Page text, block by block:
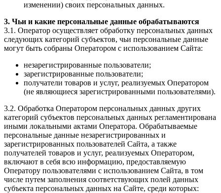
изменении) своих персональных данных.
3. Чьи и какие персональные данные обрабатываются
3.1. Оператор осуществляет обработку персональных данных
следующих категорий субъектов, чьи персональные данные
могут быть собраны Оператором с использованием Сайта:
незарегистрированные пользователи;
зарегистрированные пользователи;
получатели товаров и услуг, реализуемых Оператором
(не являющиеся зарегистрированными пользователями).
3.2. Обработка Оператором персональных данных других
категорий субъектов персональных данных регламентирована
иными локальными актами Оператора. Обрабатываемые
персональные данные незарегистрированных и
зарегистрированных пользователей Сайта, а также
получателей товаров и услуг, реализуемых Оператором,
включают в себя всю информацию, предоставляемую
Оператору пользователями с использованием Сайта, в том
числе путем заполнения соответствующих полей данных
субъекта персональных данных на Сайте, среди которых: